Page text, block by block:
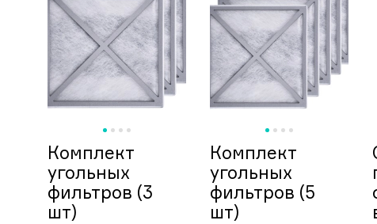
Комплект
угольных
фильтров (3
шт)
Комплект
угольных
фильтров (5
шт)